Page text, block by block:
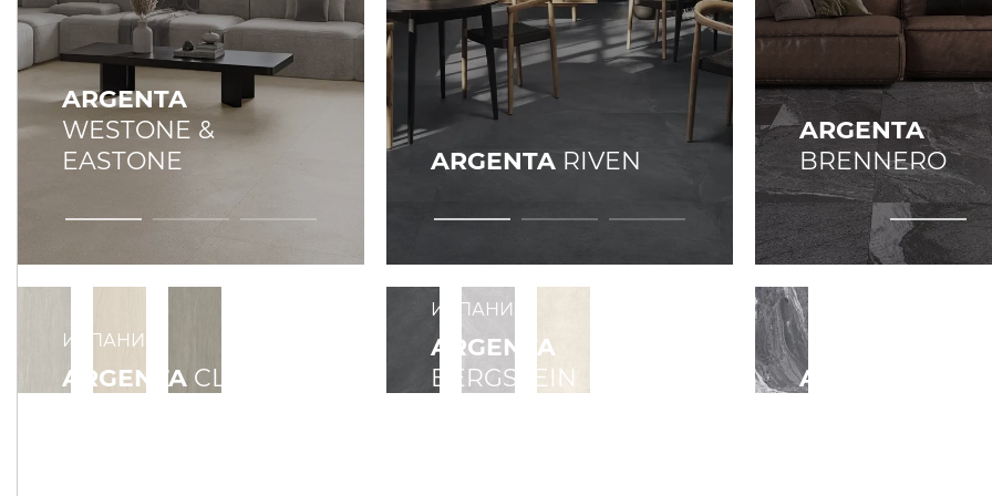
ARGENTA
WESTONE &
EASTONE
ARGENTA RIVEN
ARGENTA
BRENNERO
ИСПАНИЯ
ARGENTA CLEON
ИСПАНИЯ
ARGENTA
BERGSTEIN
ARGENTA